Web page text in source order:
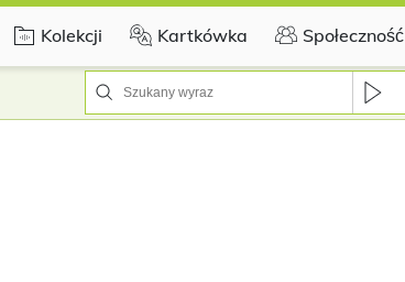
Kolekcji Kartkówka Społeczność